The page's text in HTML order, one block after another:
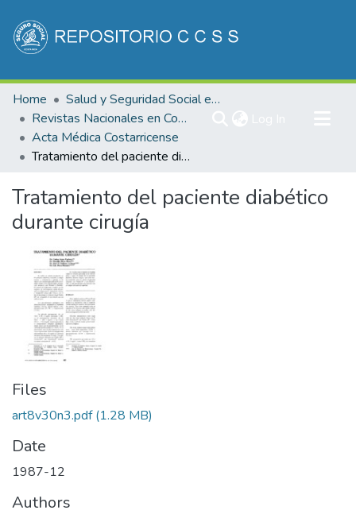
Communities & Collections
All of DSpace
Statistics
Home
Salud y Seguridad Social en Costa Rica
Revistas Nacionales en Costa Rica
Acta Médica Costarricense
Tratamiento del paciente diabético durante cirugía
Tratamiento del paciente diabético
durante cirugía
Files
art8v30n3.pdf(1.28 MB)
Date
1987-12
Authors